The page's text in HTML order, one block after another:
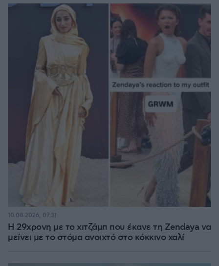
Η 29χρονη με το χιτζάμπ που έκανε τη Zendaya να
μείνει με το στόμα ανοιχτό στο κόκκινο χαλί
10.08.2026, 07:31